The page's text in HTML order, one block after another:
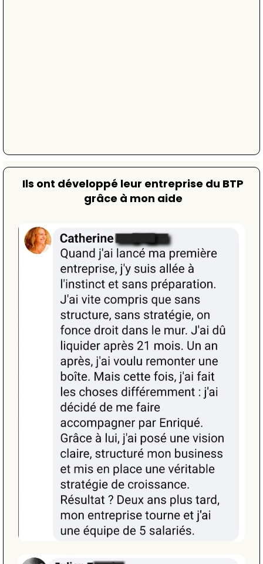
Ils ont développé leur entreprise du BTP
grâce à mon aide